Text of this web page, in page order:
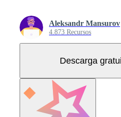
Aleksandr Mansurov
4.873 Recursos
Descarga